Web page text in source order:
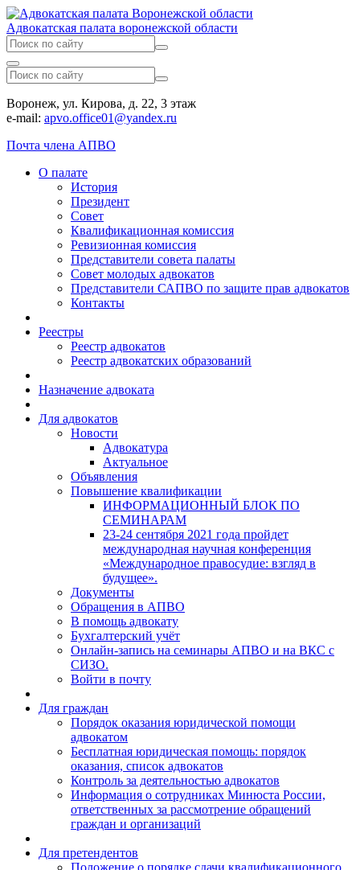
Адвокатская палата воронежской области
Воронеж, ул. Кирова, д. 22, 3 этаж
e-mail: apvo.office01@yandex.ru
Почта члена АПВО
О палате
История
Президент
Совет
Квалификационная комиссия
Ревизионная комиссия
Представители совета палаты
Совет молодых адвокатов
Представители САПВО по защите прав адвокатов
Контакты
Реестры
Реестр адвокатов
Реестр адвокатских образований
Назначение адвоката
Для адвокатов
Новости
Адвокатура
Актуальное
Объявления
Повышение квалификации
ИНФОРМАЦИОННЫЙ БЛОК ПО
СЕМИНАРАМ
23-24 сентября 2021 года пройдет
международная научная конференция
«Международное правосудие: взгляд в
будущее».
Документы
Обращения в АПВО
В помощь адвокату
Бухгалтерский учёт
Онлайн-запись на семинары АПВО и на ВКС с
СИЗО.
Войти в почту
Для граждан
Порядок оказания юридической помощи
адвокатом
Бесплатная юридическая помощь: порядок
оказания, список адвокатов
Контроль за деятельностью адвокатов
Информация о сотрудниках Минюста России,
ответственных за рассмотрение обращений
граждан и организаций
Для претендентов
Положение о порядке сдачи квалификационного